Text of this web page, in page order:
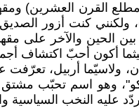
العشرين) ومقهى
ولكنني كنت أزور
بين الحين والآخر على
أكون أحبّ اكتشاف
ولاسيّما أربيل،
وهو اسم تحبّب مشتق
عليه النخب السياسية